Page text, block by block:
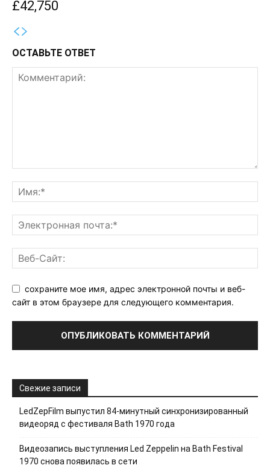
£42,750
ОСТАВЬТЕ ОТВЕТ
сохраните мое имя, адрес электронной почты и веб-
сайт в этом браузере для следующего комментария.
Свежие записи
LedZepFilm выпустил 84-минутный синхронизированный
видеоряд с фестиваля Bath 1970 года
Видеозапись выступления Led Zeppelin на Bath Festival
1970 снова появилась в сети